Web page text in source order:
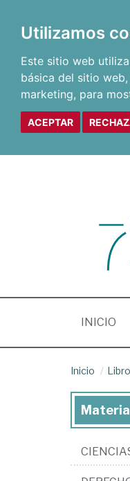
Utilizamos
Este sitio web
básica del sitio web,
marketing, para
ACEPTAR
INICIO
Inicio